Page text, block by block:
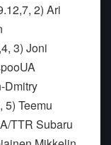
2) Ari
3) Joni
Dmitry
5) Teemu
TTR Subaru